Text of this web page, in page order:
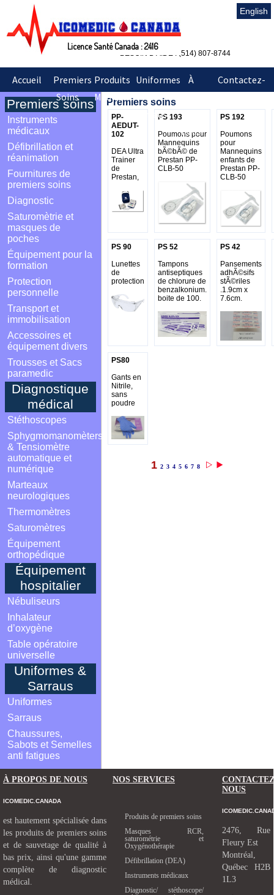
Licence Santé Canada : 2416
English
BESOIN D'AIDE : (514) 807-8744
Accueil
Premiers
Soins
Produits
Médicaux
Uniformes
&
Sarraus
À
nous
Contactez-
Premiers soins
Instruments
médicaux
Défibrillation et
réanimation
Fournitures de
premiers soins
Diagnostic
Saturomètrie et
masques de
poches
Équipement pour la
formation
Protection
personnelle
Transport et
immobilisation
Accessoires et
équipement divers
Trousses et Sacs
paramedic
Diagnostique
médical
Stéthoscopes
Sphygmomanomèters
& Tensiomètre
automatique et
numérique
Marteaux
neurologiques
Thermomètres
Saturomètres
Équipement
orthopédique
Équipement
hospitalier
Nébuliseurs
Inhalateur
d’oxygène
Table opératoire
universelle
Uniformes &
Sarraus
Uniformes
Sarraus
Chaussures,
Sabots et Semelles
anti fatigues
Premiers soins
PP-
AEDUT-
102
DEA Ultra
Trainer
de
Prestan,
PS 193
Poumons pour
Mannequins
bÃ©bÃ© de
Prestan PP-
CLB-50
PS 192
Poumons
pour
Mannequins
enfants de
Prestan PP-
CLB-50
PS 90
Lunettes
de
protection
PS 52
Tampons
antiseptiques
de chlorure de
benzalkonium.
boite de 100.
PS 42
Pansements
adhÃ©sifs
stÃ©riles
.1.9cm x
7.6cm.
PS80
Gants en
Nitrile,
sans
poudre
1 2 3 4 5 6 7 8
À PROPOS DE NOUS
ICOMEDIC.CANADA
est hautement spécialisée dans
les produits de premiers soins
et de sauvetage de qualité à
bas prix, ainsi qu'une gamme
complète de diagnostic
médical.
NOS SERVICES
Produits de premiers soins
Masques RCR,
saturométrie et
Oxygénothérapie
Défibrillation (DEA)
Instruments médicaux
Diagnostic/ stéthoscope/
CONTACTEZ
NOUS
2476, Rue
Fleury Est
Montréal,
Québec H2B
1L3